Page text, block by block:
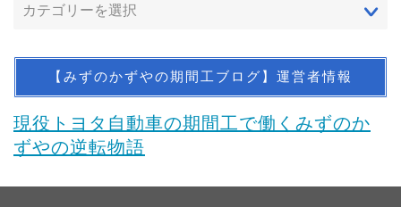
【みずのかずやの期間工ブログ】運営者情報
現役トヨタ自動車の期間工で働くみずのか
ずやの逆転物語